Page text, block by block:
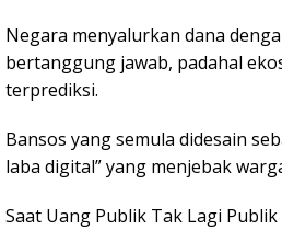
Negara menyalurkan dana
bertanggung jawab, padahal
terprediksi.
Bansos yang semula didesain
laba digital” yang menjebak
Saat Uang Publik Tak Lagi Publik